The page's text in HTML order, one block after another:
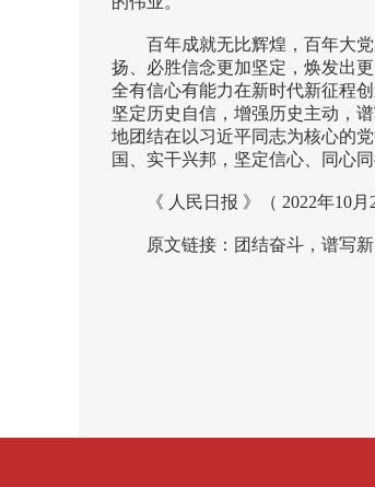
百年成就无比辉煌，百年大
扬、必胜信念更加坚定，焕发出
全有信心有能力在新时代新征程
坚定历史自信，增强历史主动，
地团结在以习近平同志为核心的
国、实干兴邦，坚定信心、同心
《 人民日报 》（ 2022年10月
原文链接： 团结奋斗，谱写